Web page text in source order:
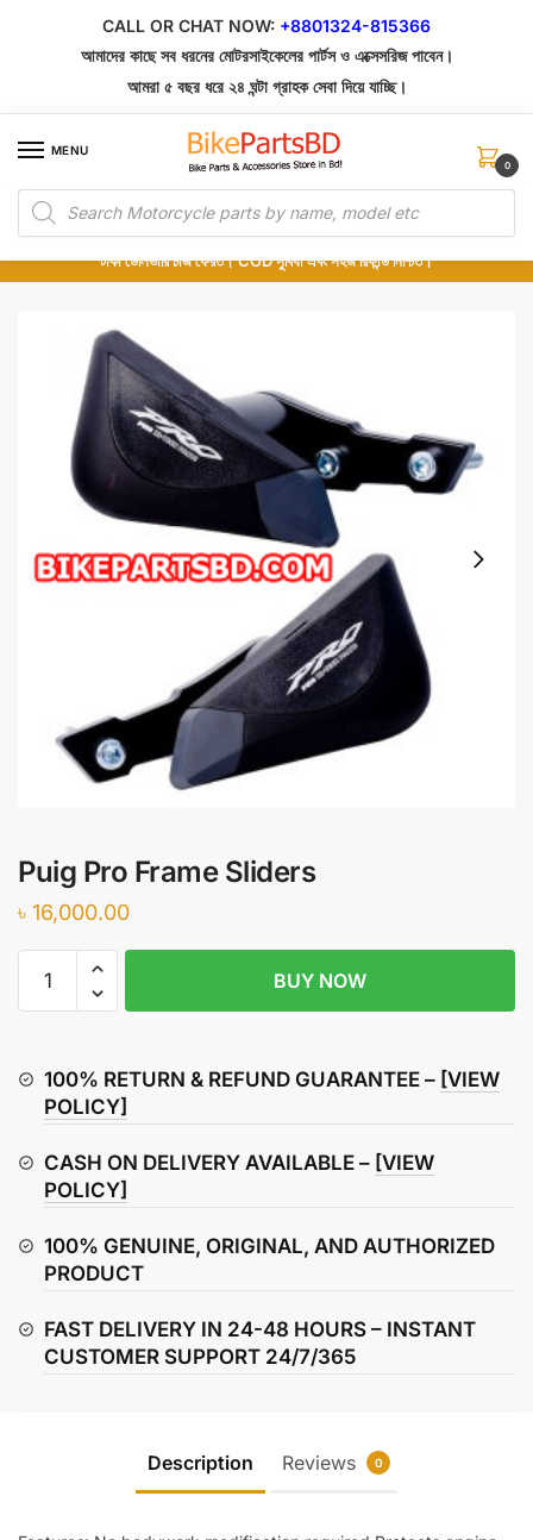
CALL OR CHAT NOW: +8801324-815366
আমাদের কাছে সব ধরনের মোটরসাইকেলের পার্টস ও এক্সেসরিজ পাবেন।
আমরা ৫ বছর ধরে ২৪ ঘন্টা গ্রাহক সেবা দিয়ে যাচ্ছি।
MENU
Products
search
0
১০০% অরিজিনাল পার্টস – শোরুম থেকে সরাসরি সংগ্রহ এবং শুধুমাত্র কুরিয়ার সার্ভিসে ডেলিভারি।
অর্ডার করার পর পার্টের ছবি দেখুন। পছন্দ হলে Cash on Delivery দিন, না হলে ৫ মিনিটে ১৯৯
টাকা ডেলিভারি চার্জ ফেরত। COD সুবিধা এবং সহজ রিফান্ড নিশ্চিত।
Puig Pro Frame Sliders
৳ 16,000.00
quantity
BUY NOW
100% RETURN & REFUND GUARANTEE – [VIEW
POLICY]
CASH ON DELIVERY AVAILABLE – [VIEW
POLICY]
100% GENUINE, ORIGINAL, AND AUTHORIZED
PRODUCT
FAST DELIVERY IN 24-48 HOURS – INSTANT
CUSTOMER SUPPORT 24/7/365
Description Reviews 0